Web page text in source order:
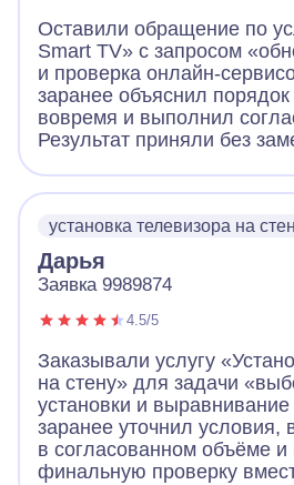
Оставили обращение по
Smart TV» с запросом
и проверка онлайн-
заранее объяснил
вовремя и выполнил
Результат приняли без
установка телевизора на
Дарья
Заявка 9989874
4.5/5
Заказывали услугу
на стену» для задачи
установки и
заранее уточнил условия,
в согласованном объёме и
финальную проверку